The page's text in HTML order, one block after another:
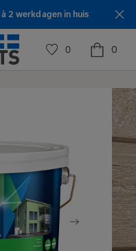
2 werkdagen in huis
0 0